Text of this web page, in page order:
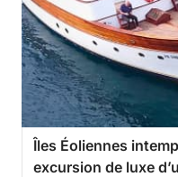
De la côte sicilienne
**îles Éoliennes**,
simple excursion en
**Votre célébration
Îles Éoliennes
excursion de luxe